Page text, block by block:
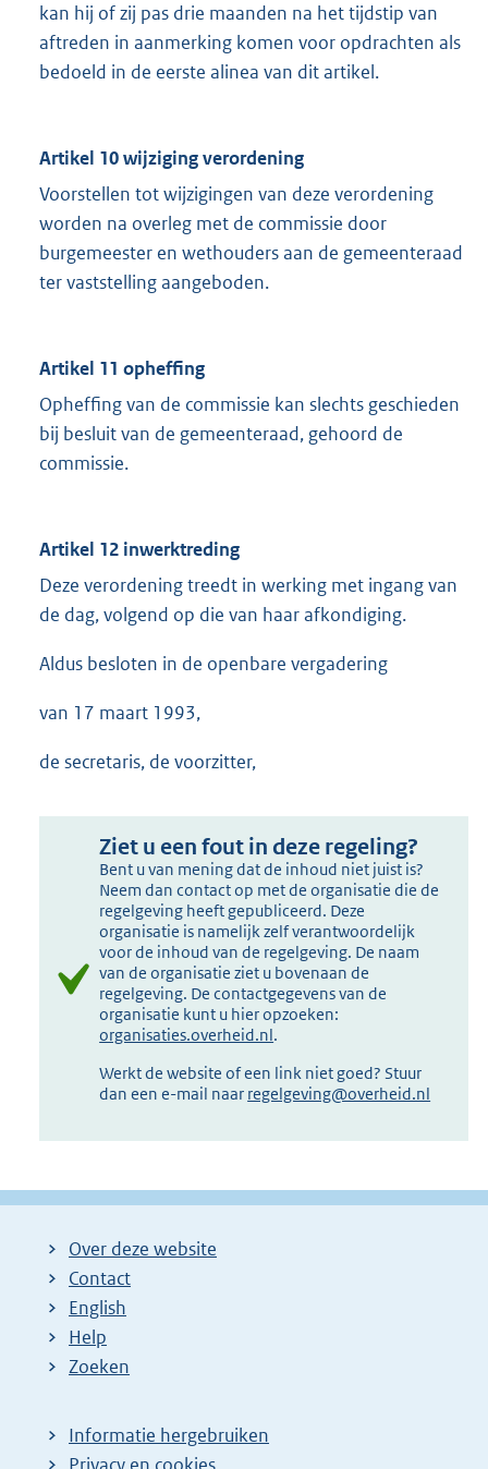
kan hij of zij pas drie maanden na het tijdstip van
aftreden in aanmerking komen voor opdrachten als
bedoeld in de eerste alinea van dit artikel.
Artikel 10 wijziging verordening
Voorstellen tot wijzigingen van deze verordening
worden na overleg met de commissie door
burgemeester en wethouders aan de gemeenteraad
ter vaststelling aangeboden.
Artikel 11 opheffing
Opheffing van de commissie kan slechts geschieden
bij besluit van de gemeenteraad, gehoord de
commissie.
Artikel 12 inwerktreding
Deze verordening treedt in werking met ingang van
de dag, volgend op die van haar afkondiging.
Aldus besloten in de openbare vergadering
van 17 maart 1993,
de secretaris, de voorzitter,
Ziet u een fout in deze regeling?
Bent u van mening dat de inhoud niet juist is?
Neem dan contact op met de organisatie die de
regelgeving heeft gepubliceerd. Deze
organisatie is namelijk zelf verantwoordelijk
voor de inhoud van de regelgeving. De naam
van de organisatie ziet u bovenaan de
regelgeving. De contactgegevens van de
organisatie kunt u hier opzoeken:
organisaties.overheid.nl.
Werkt de website of een link niet goed? Stuur
dan een e-mail naar regelgeving@overheid.nl
Over deze website
Contact
English
Help
Zoeken
Informatie hergebruiken
Privacy en cookies